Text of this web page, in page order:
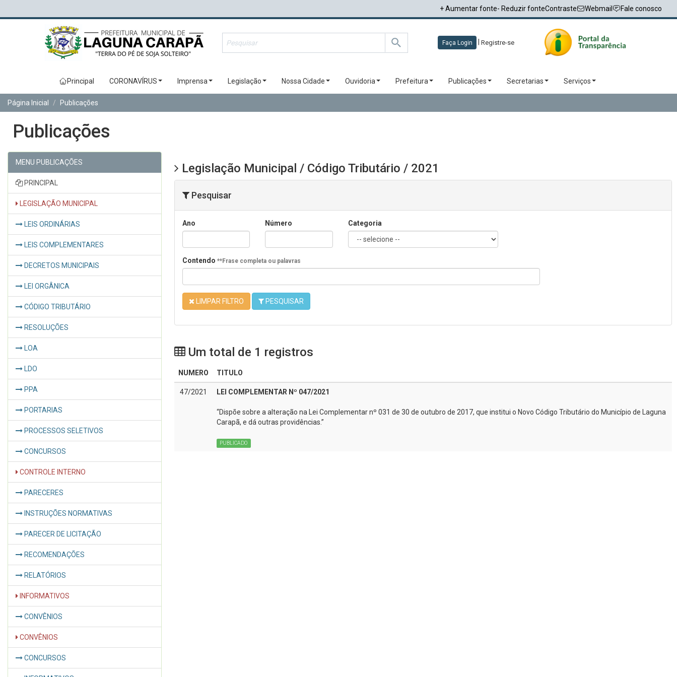
+ Aumentar fonte- Reduzir fonteContraste Webmail Fale conosco
Faça Login Registre-se
Principal CORONAVÍRUS Imprensa Legislação Nossa Cidade Ouvidoria Prefeitura Publicações Secretarias Serviços
Página Inicial Publicações
Publicações
MENU PUBLICAÇÕES
PRINCIPAL
LEGISLAÇÃO MUNICIPAL
LEIS ORDINÁRIAS
LEIS COMPLEMENTARES
DECRETOS MUNICIPAIS
LEI ORGÂNICA
CÓDIGO TRIBUTÁRIO
RESOLUÇÕES
LOA
LDO
PPA
PORTARIAS
PROCESSOS SELETIVOS
CONCURSOS
CONTROLE INTERNO
PARECERES
INSTRUÇÕES NORMATIVAS
PARECER DE LICITAÇÃO
RECOMENDAÇÕES
RELATÓRIOS
INFORMATIVOS
CONVÊNIOS
CONVÊNIOS
CONCURSOS
Legislação Municipal / Código Tributário / 2021
Pesquisar
Ano Número Categoria
Contendo **Frase completa ou palavras
LIMPAR FILTRO PESQUISAR
Um total de 1 registros
NUMERO TITULO
47/2021 LEI COMPLEMENTAR Nº 047/2021
“Dispõe sobre a alteração na Lei Complementar nº 031 de 30 de outubro de 2017, que institui o Novo Código Tributário do Município de Laguna
Carapã, e dá outras providências.”
PUBLICADO